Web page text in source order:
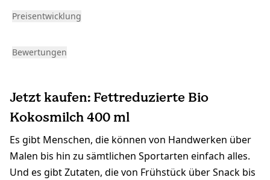
Preisentwicklung
Bewertungen
Jetzt kaufen: Fettreduzierte Bio
Kokosmilch 400 ml
Es gibt Menschen, die können von Handwerken über
Malen bis hin zu sämtlichen Sportarten einfach alles.
Und es gibt Zutaten, die von Frühstück über Snack bis